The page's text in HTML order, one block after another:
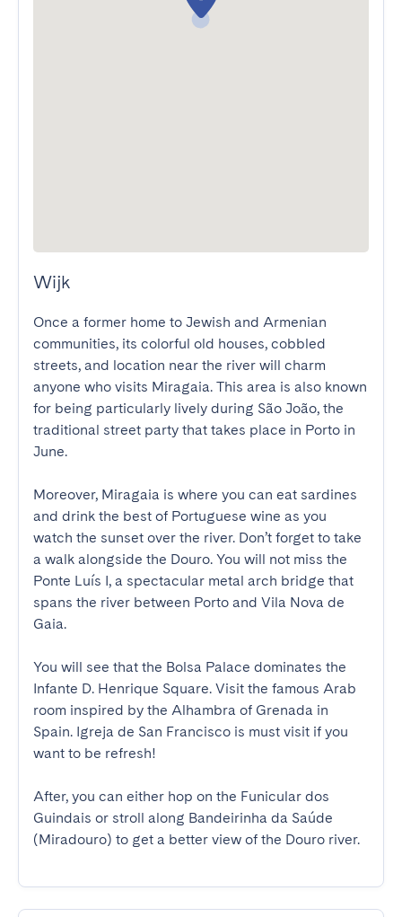
Wijk
Once a former home to Jewish and Armenian
communities, its colorful old houses, cobbled
streets, and location near the river will charm
anyone who visits Miragaia. This area is also known
for being particularly lively during São João, the
traditional street party that takes place in Porto in
June.
Moreover, Miragaia is where you can eat sardines
and drink the best of Portuguese wine as you
watch the sunset over the river. Don’t forget to take
a walk alongside the Douro. You will not miss the
Ponte Luís I, a spectacular metal arch bridge that
spans the river between Porto and Vila Nova de
Gaia.
You will see that the Bolsa Palace dominates the
Infante D. Henrique Square. Visit the famous Arab
room inspired by the Alhambra of Grenada in
Spain. Igreja de San Francisco is must visit if you
want to be refresh!
After, you can either hop on the Funicular dos
Guindais or stroll along Bandeirinha da Saúde
(Miradouro) to get a better view of the Douro river.